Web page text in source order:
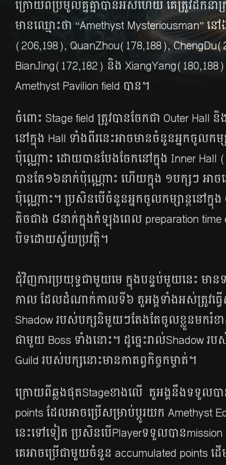
ក្រោយ​ពី​ប្រមូល​គ្នីគ្នា​បាន​អស់ហើយ គេ​ត្រូវ​ដឹកនាំ​
មាន​ឈ្មោះ​ថា “Amethyst Mysteriousman” ន
(206,198), QuanZhou(178,188),
BianJing(172,182) និង
Amethyst Pavilion field បាន។
ចំពោះ Stage field ត្រូវ​បាន​ចែក​ជា Outer Hall
នៅ​ក្នុង Hall ទាំង​ពីរ​នេះ​អាច​មាន​ចំនួន​អ្នក​ចូល​កម្
ប៉ុណ្ណោះ ដោយ​បាន​បែង​ចែក​នៅ​ក្នុង​ Inner Hall
បាន​តែ​១៦​នាក់​ប៉ុណ្ណោះ ហើយ​ក្នុង ​១​បក្ស​ៗ អា
ប៉ុណ្ណោះ។ ប្រសិន​បើ​ចំនួន​អ្នក​ចូល​កម្សាន្ត​នៅ​ក្នុង
តិច​ជាង ៨នាក់ក្នុងកំឡុងពេល preparation time
បិទ​ដោយ​ស្វ័យប្រវត្តិ។
ជុំវិញ​ការ​ប្រយុទ្ធ​ជាមួយ​មេ ក្នុង​បន្ទប់​មួយ​នេះ ម
កាល ដែល​ដំណាក់​កាល​ទី​៦ តួអង្គ​ទាំង​អស់​ត្រូវ​ធ្វើ​
Shadow របស់​បក្ស​និមួយ​ៗ​តែងតែ​ចូល​ខ្លួន​មក​រំខា
ជាមួយ​ Boss ទាំង​នោះ។ ដូច្នេះ​រាល់​Shadow
Guild របស់​បក្ស​នោះ​មាន​កាតព្វកិច្ច​កម្ចាត់។
ក្រោយ​ពី​ឆ្លង​ផុតStageខាង​លើ តួអង្គ​នឹង​ទទួល​បា
points​ ដែល​អាច​ប្រើ​សម្រាប់​ប្ដូរ​យក Amethyst
នេះ​ទៅ​ទៀត​ ប្រសិន​បើPlayer​ទទួល​បានmission
គេ​អាច​ប្រើ​ជាមួយ​ចំនួន accumulated points ដើ